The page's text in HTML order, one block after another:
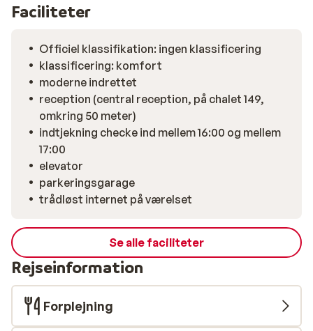
50 meter væk ved Chalet 149. Centrum af Westendorf
nås på få minutter, ligesom restauranter og
brede nedfarter og hyggelige bjerghytter venter, kan
du slappe helt af her. Et sted, hvor du med en varm
drink kan nyde bjergenes stemning lidt længere.
Faciliteter
Officiel klassifikation: ingen klassificering
klassificering: komfort
moderne indrettet
reception (central reception, på chalet 149,
omkring 50 meter)
indtjekning checke ind mellem 16:00 og mellem
17:00
elevator
parkeringsgarage
trådløst internet på værelset
Se alle faciliteter
Rejseinformation
Forplejning